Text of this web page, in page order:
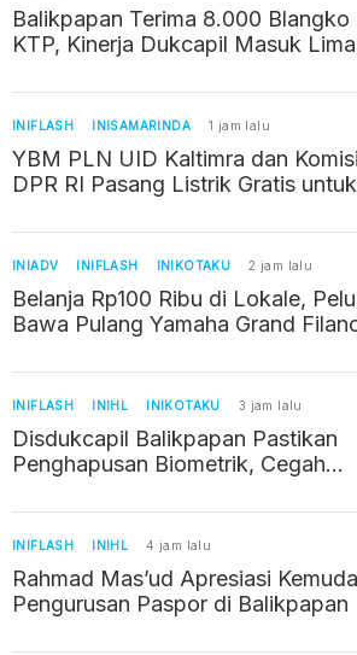
Balikpapan Terima 8.000 Blangko
KTP, Kinerja Dukcapil Masuk Lima
INIFLASH INISAMARINDA 1 jam lalu
YBM PLN UID Kaltimra dan
DPR RI Pasang Listrik Gratis
INIADV INIFLASH INIKOTAKU 2 jam lalu
Belanja Rp100 Ribu di Lokale,
Bawa Pulang Yamaha Grand
INIFLASH INIHL INIKOTAKU 3 jam lalu
Disdukcapil Balikpapan Pastikan
Penghapusan Biometrik, Cegah
INIFLASH INIHL 4 jam lalu
Rahmad Mas’ud Apresiasi
Pengurusan Paspor di Balikpapan